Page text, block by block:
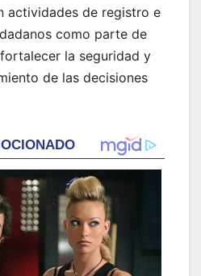
actividades de registro e
como parte de
la seguridad y
de las decisiones